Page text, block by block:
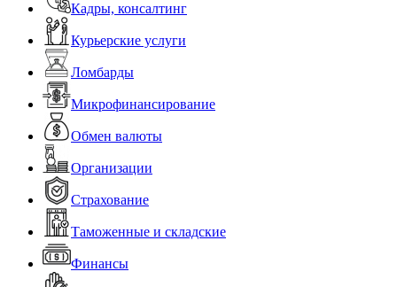
Кадры, консалтинг
Курьерские услуги
Ломбарды
Микрофинансирование
Обмен валюты
Организации
Страхование
Таможенные и складские
Финансы